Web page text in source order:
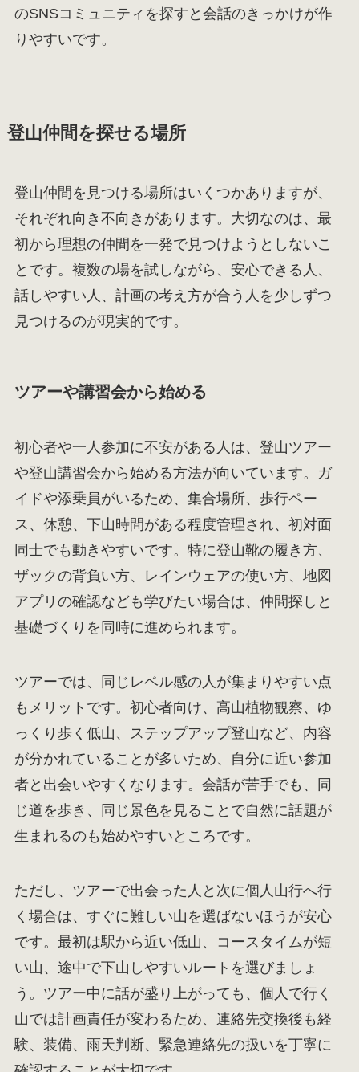
のSNSコミュニティを探すと会話のきっかけが作
りやすいです。
登山仲間を探せる場所
登山仲間を見つける場所はいくつかありますが、
それぞれ向き不向きがあります。大切なのは、最
初から理想の仲間を一発で見つけようとしないこ
とです。複数の場を試しながら、安心できる人、
話しやすい人、計画の考え方が合う人を少しずつ
見つけるのが現実的です。
ツアーや講習会から始める
初心者や一人参加に不安がある人は、登山ツアー
や登山講習会から始める方法が向いています。ガ
イドや添乗員がいるため、集合場所、歩行ペー
ス、休憩、下山時間がある程度管理され、初対面
同士でも動きやすいです。特に登山靴の履き方、
ザックの背負い方、レインウェアの使い方、地図
アプリの確認なども学びたい場合は、仲間探しと
基礎づくりを同時に進められます。
ツアーでは、同じレベル感の人が集まりやすい点
もメリットです。初心者向け、高山植物観察、ゆ
っくり歩く低山、ステップアップ登山など、内容
が分かれていることが多いため、自分に近い参加
者と出会いやすくなります。会話が苦手でも、同
じ道を歩き、同じ景色を見ることで自然に話題が
生まれるのも始めやすいところです。
ただし、ツアーで出会った人と次に個人山行へ行
く場合は、すぐに難しい山を選ばないほうが安心
です。最初は駅から近い低山、コースタイムが短
い山、途中で下山しやすいルートを選びましょ
う。ツアー中に話が盛り上がっても、個人で行く
山では計画責任が変わるため、連絡先交換後も経
験、装備、雨天判断、緊急連絡先の扱いを丁寧に